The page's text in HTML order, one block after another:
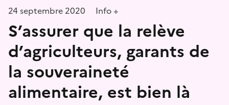
24 septembre 2020 Info +
S’assurer que la relève
d’agriculteurs, garants de
la souveraineté
alimentaire, est bien là